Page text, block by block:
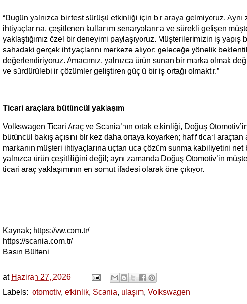
“Bugün yalnızca bir test sürüşü etkinliği için bir araya gelmiyoruz. Aynı
ihtiyaçlarına, çeşitlenen kullanım senaryolarına ve sürekli gelişen
yaklaştığımız özel bir deneyimi paylaşıyoruz. Müşterilerimizin iş yapış
sahadaki gerçek ihtiyaçlarını merkeze alıyor; geleceğe yönelik
değerlendiriyoruz. Amacımız, yalnızca ürün sunan bir marka olmak
ve sürdürülebilir çözümler geliştiren güçlü bir iş ortağı olmaktır.”
Ticari araçlara bütüncül yaklaşım
Volkswagen Ticari Araç ve Scania’nın ortak etkinliği, Doğuş
bütüncül bakış açısını bir kez daha ortaya koyarken; hafif ticari
markanın müşteri ihtiyaçlarına uçtan uca çözüm sunma kabiliyetini
yalnızca ürün çeşitliliğini değil; aynı zamanda Doğuş Otomotiv’in
ticari araç yaklaşımının en somut ifadesi olarak öne çıkıyor.
Kaynak; https://vw.com.tr/
https://scania.com.tr/
Basın Bülteni
at Haziran 27, 2026
Labels: ‪ otomotiv, etkinlik, Scania, ulaşım, Volkswagen